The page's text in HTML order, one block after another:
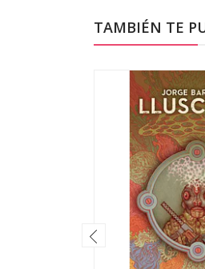
TAMBIÉN TE